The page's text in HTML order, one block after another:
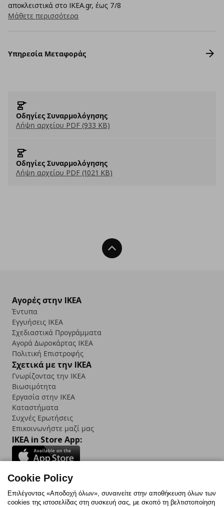
αποκλειστικά στο IKEA.gr, έως 7/8
Μάθετε περισσότερα
Υπηρεσία Μεταφοράς
Οδηγίες Συναρμολόγησης
Λήψη αρχείου PDF (933 KB)
Οδηγίες Συναρμολόγησης
Λήψη αρχείου PDF (1021 KB)
Back To Top
Αγορές στην IKEA
Έντυπα
Εγγυήσεις IKEA
Σχεδιαστικά Προγράμματα
Αγορά Δωρoκάρτας IKEA
Πολιτική Επιστροφής
Σχετικά με την IKEA
Γνωρίζοντας την IKEA
Βιωσιμότητα
Εργασία στην IKEA
Καταστήματα
Συχνές Ερωτήσεις
Επικοινωνήστε μαζί μας
IKEA in Store App:
Follow us:
Cookie Policy
Επιλέγοντας «Αποδοχή όλων», συναινείτε στην αποθήκευση όλων των
cookies της ιστοσελίδας στη συσκευή σας, με σκοπό τη βελτιστοποίηση